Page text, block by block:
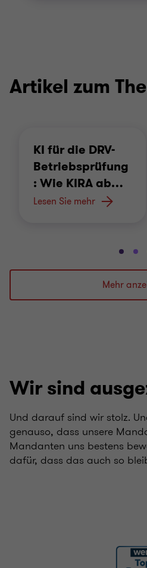
Artikel zum
KI für die DRV-
Betriebsprüfung
: Wie KIRA ab…
Lesen Sie mehr
Gehe
zu
Folie
1
zu
2
Mehr
Wir sind
Und darauf sind wir stolz.
genauso, dass unsere
Mandanten uns bestens
dafür, dass das auch so